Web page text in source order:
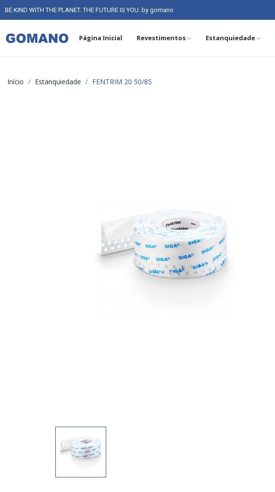
BE KIND WITH THE PLANET. THE FUTURE IS YOU. by gomano
Página Inicial Revestimentos Estanquiedade
Início Estanquiedade FENTRIM 20 50/85